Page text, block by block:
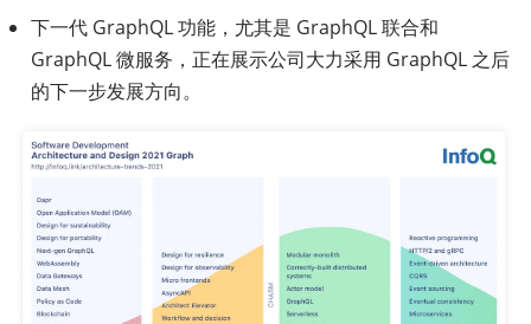
下一代 GraphQL 功能，尤其是 GraphQL 联合和
GraphQL 微服务，正在展示公司大力采用 GraphQL 之后
的下一步发展方向。